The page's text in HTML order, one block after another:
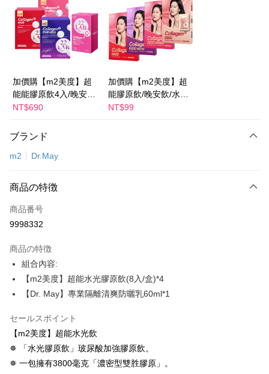
LINE Pay
Apple Pay
JKOPAY
Google Pay
AFTEE代金後払い
説明
ウが表示されます。
3.注文するときのお支払いは不要です。商品はご指定の住所に配送されま
す。
の場合は、AFTEE アプリプッシュ通知が届きます。
5.商品受け取り時のお支払いは不要です。商品を確かめてから、SMSまた
はアプリの通知に従って、4大コンビニ、またはATM/オンラインバンキン
グでお支払いください。
代金納付期限は最短で 14 日以内ですので、ご注意ください。AFTEE アプ
まで延長できます。
とに計算されます。AFTEEで注文すると、商品を受け取るまで支払い期限
を延長できますが、商品を期限内に受け取れない場合があります（例：予
配送方法
全家付款取貨
付款後全家取貨
配送毎にNT$100、NT$600以上で送料無料
配送毎にNT$100、NT$600以上で送料無料
配送毎にNT$100、NT$600以上で送料無料
加價購【m2美度】超
能能膠原飲4入/晚安飲
4入/水光飲4入/新生飲
盒)
NT$690
加價購【m2美度】超
能膠原飲/晚安飲/水光
飲/新生飲-孫藝珍推薦
NT$99
ブランド
m2 Dr.May
商品の特徴
商品番号
9998332
商品の特徴
組合內容:
【m2美度】超能水光膠原飲(8入/盒)*4
【Dr. May】專業隔離清爽防曬乳60ml*1
セールスポイント
【m2美度】超能水光飲
✵ 「水光膠原飲」玻尿酸加強膠原飲。
✵ 一包擁有3800毫克「濃密型雙胜膠原」。